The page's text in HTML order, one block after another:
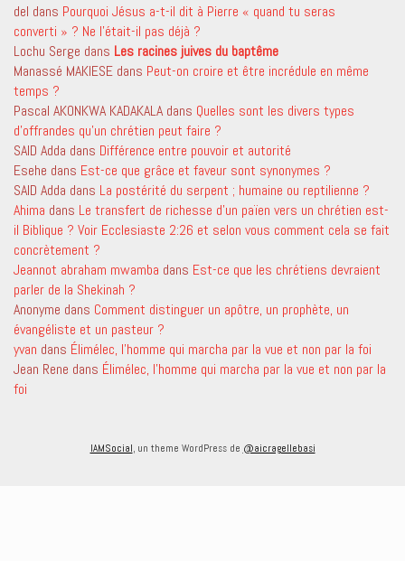
del dans Pourquoi Jésus a-t-il dit à Pierre « quand tu seras
converti » ? Ne l’était-il pas déjà ?
Lochu Serge dans Les racines juives du baptême
Manassé MAKIESE dans Peut-on croire et être incrédule en même
temps ?
Pascal AKONKWA KADAKALA dans Quelles sont les divers types
d’offrandes qu’un chrétien peut faire ?
SAID Adda dans Différence entre pouvoir et autorité
Esehe dans Est-ce que grâce et faveur sont synonymes ?
SAID Adda dans La postérité du serpent ; humaine ou reptilienne ?
Ahima dans Le transfert de richesse d’un païen vers un chrétien est-
il Biblique ? Voir Ecclesiaste 2:26 et selon vous comment cela se fait
concrètement ?
Jeannot abraham mwamba dans Est-ce que les chrétiens devraient
parler de la Shekinah ?
Anonyme dans Comment distinguer un apôtre, un prophète, un
évangéliste et un pasteur ?
yvan dans Élimélec, l’homme qui marcha par la vue et non par la foi
Jean Rene dans Élimélec, l’homme qui marcha par la vue et non par la
foi
IAMSocial , un theme WordPress de @aicragellebasi